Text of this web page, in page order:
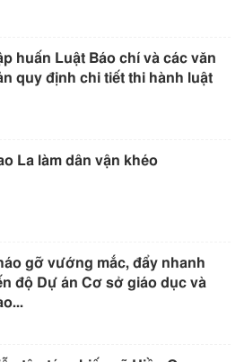
huấn Luật Báo chí và các văn
quy định chi tiết thi hành luật
La làm dân vận khéo
gỡ vướng mắc, đẩy nhanh
độ Dự án Cơ sở giáo dục và